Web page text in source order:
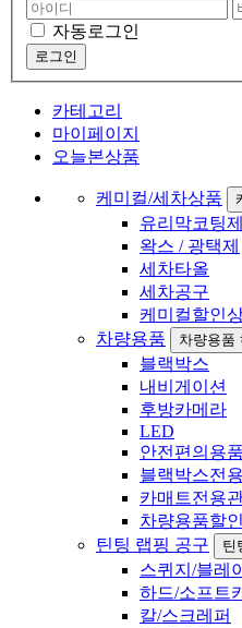
자동로그인
카테고리
마이페이지
오늘본상품
케미컬/세차상품
유리막코팅제
왁스 / 광택제
세차타올
세차공구
케미컬할인
차량용품
차량용품
블랙박스
내비게이션
후방카메라
LED
안전편의용품
블랙박스전
카매트전용
차량용품할
틴팅 랩핑 공구
틴
스퀴지/블레
하드/소프트
칼/스크레퍼